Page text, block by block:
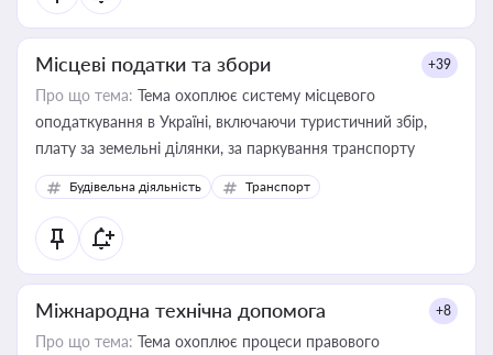
Місцеві податки та збори +39
Про що тема: Тема охоплює систему місцевого
оподаткування в Україні, включаючи туристичний збір,
плату за земельні ділянки, за паркування транспорту
Будівельна діяльність Транспорт
Міжнародна технічна допомога +8
Про що тема: Тема охоплює процеси правового